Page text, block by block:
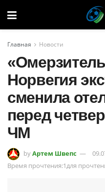
Главная Новости
Норвегия
сменила
перед
ЧМ
byАртем Швепс
Время прочтения:1для